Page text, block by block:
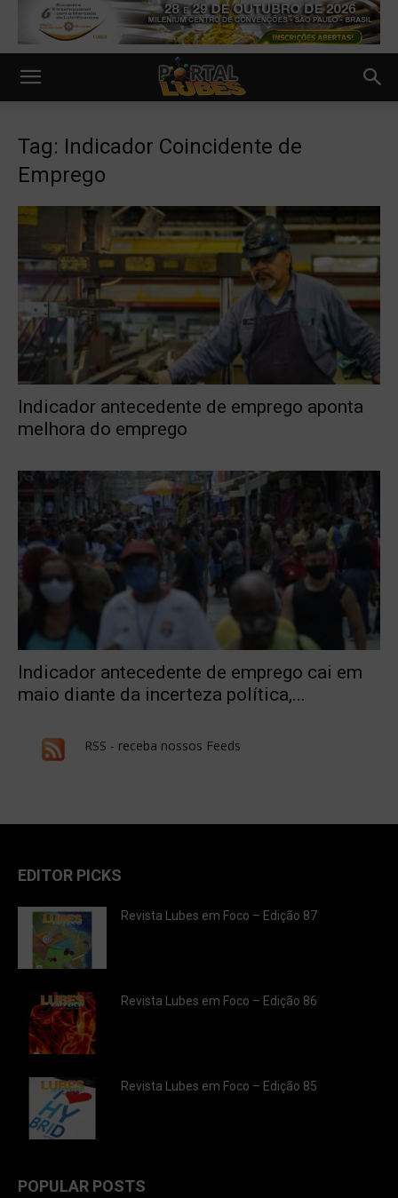
Tag: Indicador Coincidente de
Emprego
Indicador antecedente de emprego aponta
melhora do emprego
Indicador antecedente de emprego cai em
maio diante da incerteza política,...
RSS - receba nossos Feeds
EDITOR PICKS
Revista Lubes em Foco – Edição 87
Revista Lubes em Foco – Edição 86
Revista Lubes em Foco – Edição 85
POPULAR POSTS